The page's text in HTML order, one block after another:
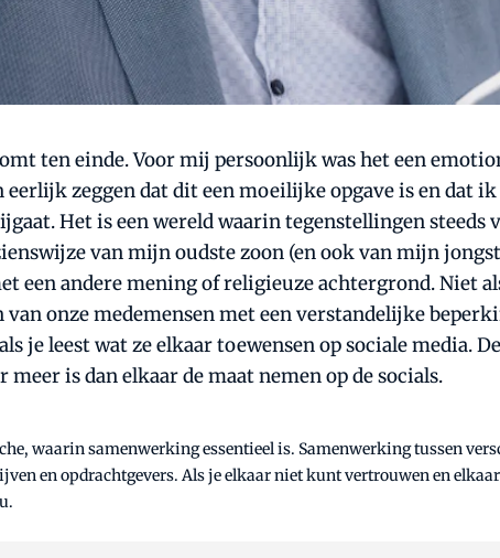
ten einde. Voor mij persoonlijk was het een
eerlijk zeggen dat dit een moeilijke opgave is en dat
Het is een wereld waarin tegenstellingen
van mijn oudste zoon (en ook van mijn
een andere mening of religieuze achtergrond. Niet
onze medemensen met een verstandelijke
je leest wat ze elkaar toewensen op sociale media.
is dan elkaar de maat nemen op de socials.
waarin samenwerking essentieel is. Samenwerking tussen
en opdrachtgevers. Als je elkaar niet kunt vertrouwen en